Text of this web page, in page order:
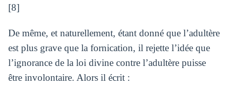
[8]
De même, et naturellement, étant donné que l’adultère
est plus grave que la fornication, il rejette l’idée que
l’ignorance de la loi divine contre l’adultère puisse
être involontaire. Alors il écrit :